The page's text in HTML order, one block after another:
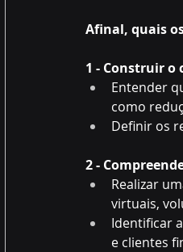
Afinal, quais
1 - Construir o
Entender
como
Definir os
2 -
Realizar
virtuais,
Identificar
e clientes